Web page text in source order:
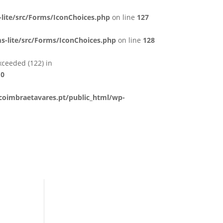
src/Forms/IconChoices.php on line 127
lite/src/Forms/IconChoices.php on line 128
(122) in
public_html/wp-